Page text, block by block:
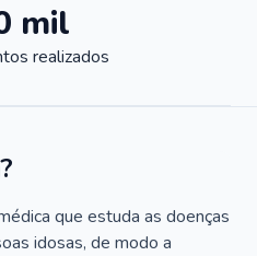
mil
realizados
que estuda as doenças
idosas, de modo a